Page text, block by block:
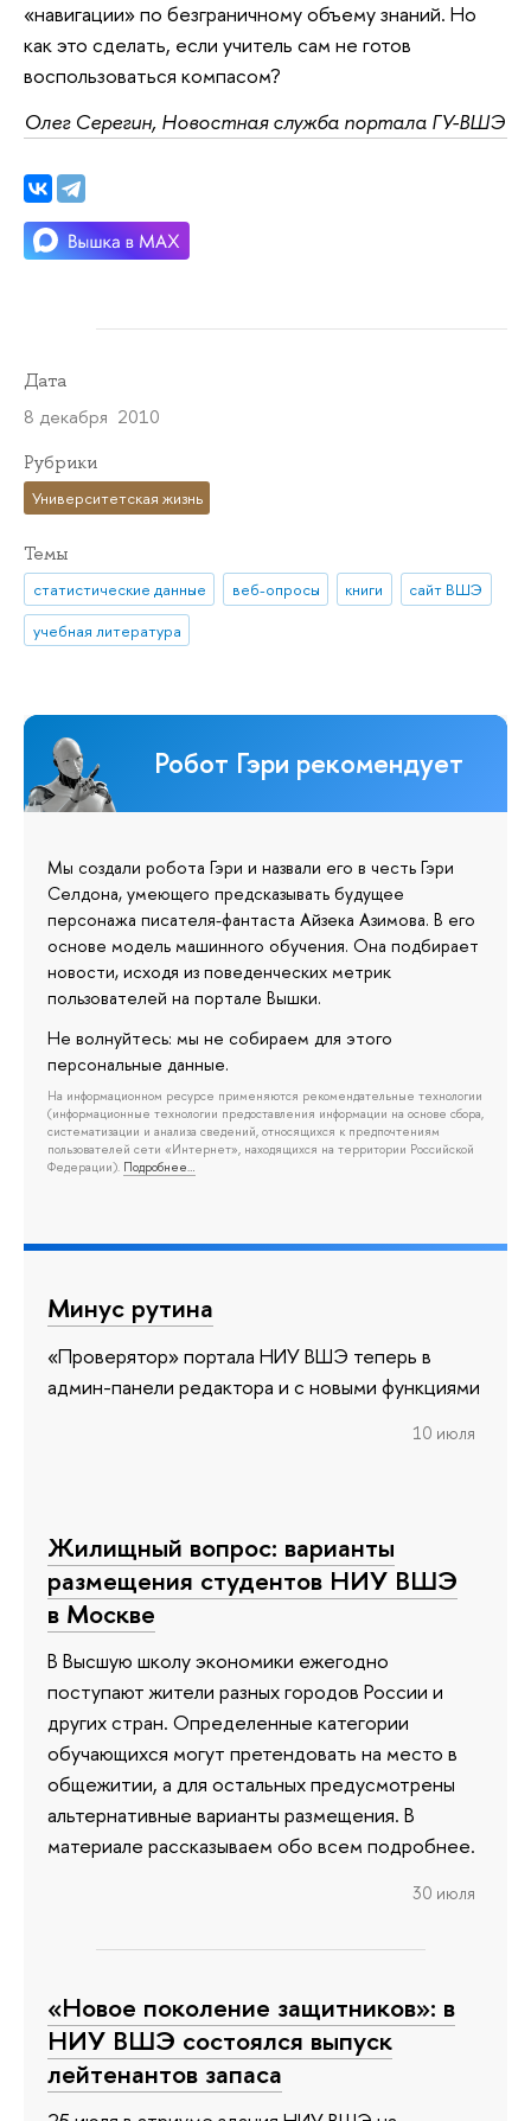
«навигации» по безграничному объему знаний. Но
как это сделать, если учитель сам не готов
воспользоваться компасом?
Олег Серегин, Новостная служба портала ГУ-ВШЭ
Дата
8 декабря 2010
Рубрики
Университетская жизнь
Темы
статистические данные веб-опросы книги
сайт ВШЭ
учебная литература
Робот Гэри рекомендует
Мы создали робота Гэри и назвали его в честь Гэри
Селдона, умеющего предсказывать будущее
персонажа писателя-фантаста Айзека Азимова. В его
основе модель машинного обучения. Она подбирает
новости, исходя из поведенческих метрик
пользователей на портале Вышки.
Не волнуйтесь: мы не собираем для этого
персональные данные.
На информационном ресурсе применяются рекомендательные технологии
(информационные технологии предоставления информации на основе сбора,
систематизации и анализа сведений, относящихся к предпочтениям
пользователей сети «Интернет», находящихся на территории Российской
Федерации). Подробнее…
Минус рутина
«Проверятор» портала НИУ ВШЭ теперь в
админ-панели редактора и с новыми функциями
10 июля
Жилищный вопрос: варианты
размещения студентов НИУ ВШЭ
в Москве
В Высшую школу экономики ежегодно
поступают жители разных городов России и
других стран. Определенные категории
обучающихся могут претендовать на место в
общежитии, а для остальных предусмотрены
альтернативные варианты размещения. В
материале рассказываем обо всем подробнее.
30 июля
«Новое поколение защитников»: в
НИУ ВШЭ состоялся выпуск
лейтенантов запаса